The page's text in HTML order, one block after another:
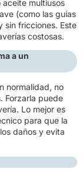
multiusos
(como las guías
sin fricciones. Este
costosas.
a un
normalidad, no
Forzarla puede
Lo mejor es
para que la
daños y evita